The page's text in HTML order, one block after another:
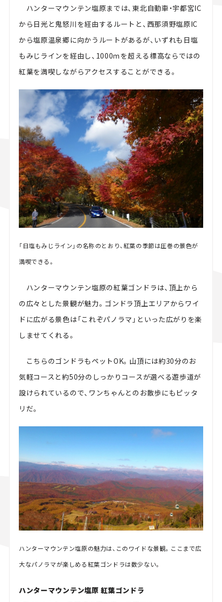
ハンターマウンテン塩原までは、東北自動車・宇都宮IC
から日光と鬼怒川を経由するルートと、西那須野塩原IC
から塩原温泉郷に向かうルートがあるが、いずれも日塩
もみじラインを経由し、1000ｍを超える標高ならではの
紅葉を満喫しながらアクセスすることができる。
「日塩もみじライン」の名称のとおり、紅葉の季節は圧巻の景色が
満喫できる。
ハンターマウンテン塩原の紅葉ゴンドラは、頂上から
の広々とした景観が魅力。ゴンドラ頂上エリアからワイ
ドに広がる景色は「これぞパノラマ」といった広がりを楽
しませてくれる。
こちらのゴンドラもペットOK。山頂には約30分のお
気軽コースと約50分のしっかりコースが選べる遊歩道が
設けられているので、ワンちゃんとのお散歩にもピッタ
リだ。
ハンターマウンテン塩原の魅力は、このワイドな景観。ここまで広
大なパノラマが楽しめる紅葉ゴンドラは数少ない。
ハンターマウンテン塩原 紅葉ゴンドラ